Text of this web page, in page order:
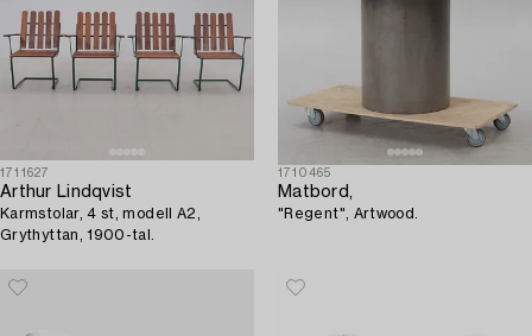
1711627
Arthur Lindqvist
Karmstolar, 4 st, modell A2,
Grythyttan, 1900-tal.
1710465
Matbord,
"Regent", Artwood.